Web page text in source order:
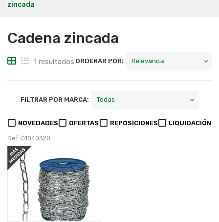
zincada
Cadena zincada
1 resultados ORDENAR POR:
FILTRAR POR MARCA:
NOVEDADES OFERTAS REPOSICIONES LIQUIDACIÓN
Ref: 01040320